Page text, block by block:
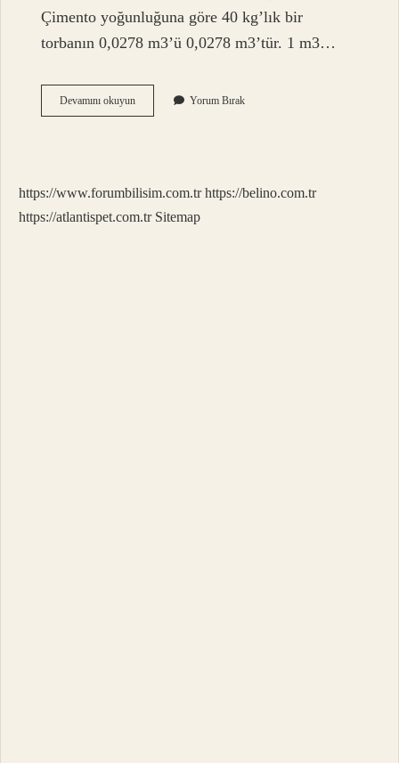
Çimento yoğunluğuna göre 40 kg’lık bir
torbanın 0,0278 m3’ü 0,0278 m3’tür. 1 m3…
Devamını okuyun1
M3
Çimento
Gerekir
Yorum Bırak
https://www.forumbilisim.com.tr https://belino.com.tr
https://atlantispet.com.tr Sitemap